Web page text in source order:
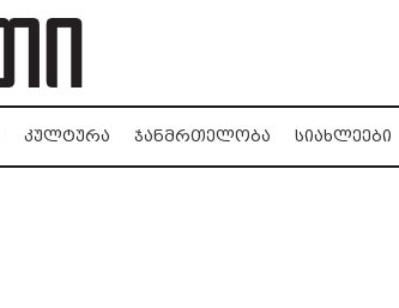
ᲙᲣᲚᲢᲣᲠᲐ ᲯᲐᲜᲛᲠᲗᲔᲚᲝᲑᲐ ᲡᲘᲐᲮᲚᲔᲔᲑᲘ